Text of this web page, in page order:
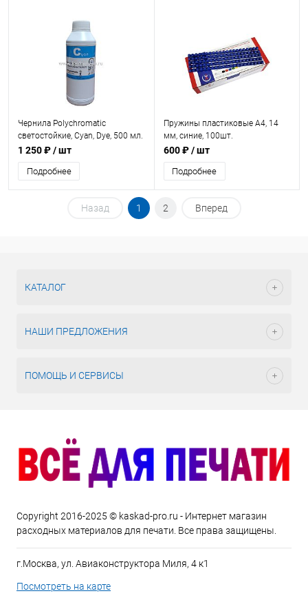
Чернила Polychromatic
светостойкие, Cyan, Dye, 500 мл.
1 250 ₽/ шт
Подробнее
Пружины пластиковые А4, 14
мм, синие, 100шт.
600 ₽/ шт
Подробнее
Назад 1 2 Вперед
КАТАЛОГ
НАШИ ПРЕДЛОЖЕНИЯ
ПОМОЩЬ И СЕРВИСЫ
Copyright 2016-2025 © kaskad-pro.ru - Интернет магазин
расходных материалов для печати. Все права защищены.
г.Москва, ул. Авиаконструктора Миля, 4 к1
Посмотреть на карте